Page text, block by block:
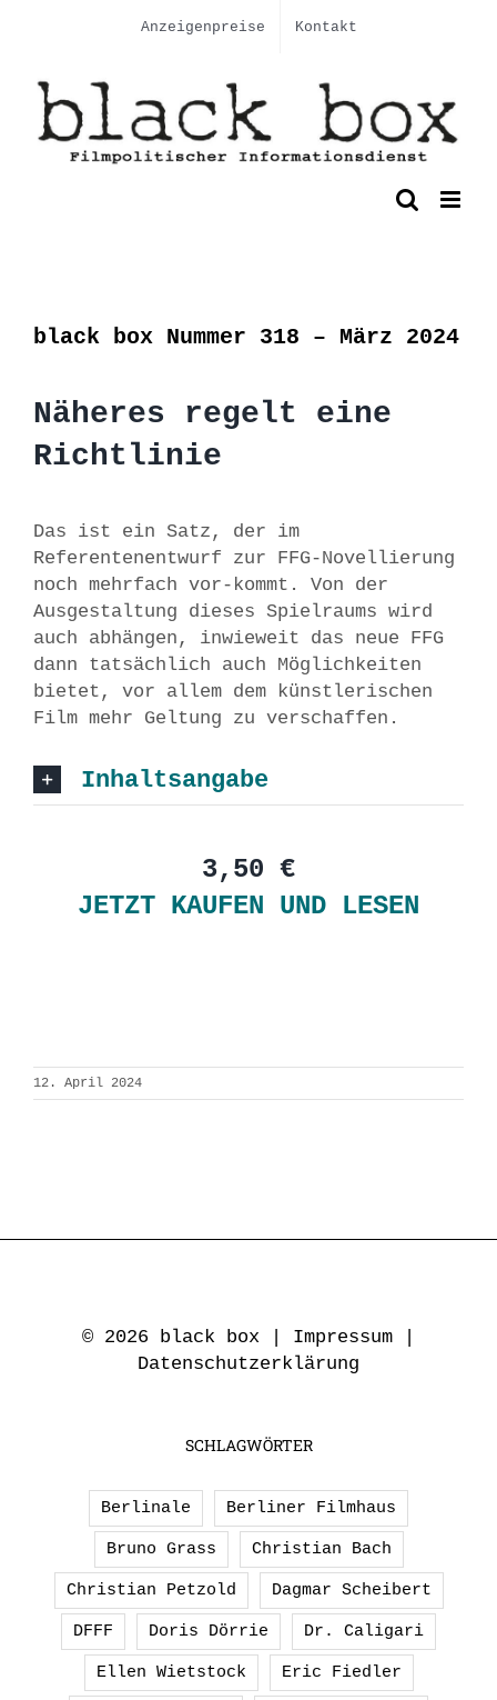
Anzeigenpreise Kontakt
black box Nummer 318 – März 2024
Näheres regelt eine
Richtlinie
Das ist ein Satz, der im
Referentenentwurf zur FFG-Novellierung
noch mehrfach vor-kommt. Von der
Ausgestaltung dieses Spielraums wird
auch abhängen, inwieweit das neue FFG
dann tatsächlich auch Möglichkeiten
bietet, vor allem dem künstlerischen
Film mehr Geltung zu verschaffen.
Inhaltsangabe
3,50 €
JETZT KAUFEN UND LESEN
12. April 2024
© 2026 black box | Impressum
Datenschutzerklärung
SCHLAGWÖRTER
Berlinale Berliner Filmhaus
Bruno Grass Christian Bach
Christian Petzold Dagmar Scheibert
DFFF Doris Dörrie Dr. Caligari
Ellen Wietstock Eric Fiedler